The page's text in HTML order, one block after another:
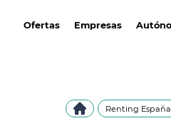
Ofertas Empresas
Renting España